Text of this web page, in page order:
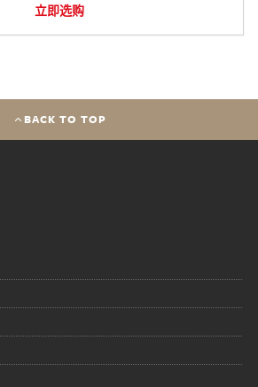
立即选购
BACK TO TOP